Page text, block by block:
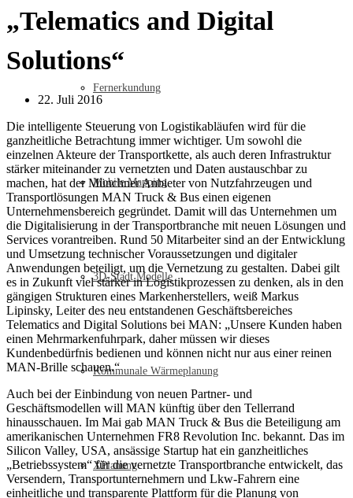
Fernerkundung
Mobile Mapping
3D-Stadt Modelle
Kommunale Wärmeplanung
XPlanung
„Telematics and Digital
Solutions“
22. Juli 2016
Die intelligente Steuerung von Logistikabläufen wird für die
ganzheitliche Betrachtung immer wichtiger. Um sowohl die
einzelnen Akteure der Transportkette, als auch deren Infrastruktur
stärker miteinander zu vernetzten und Daten austauschbar zu
machen, hat der Münchner Anbieter von Nutzfahrzeugen und
Transportlösungen MAN Truck & Bus einen eigenen
Unternehmensbereich gegründet. Damit will das Unternehmen um
die Digitalisierung in der Transportbranche mit neuen Lösungen und
Services vorantreiben. Rund 50 Mitarbeiter sind an der Entwicklung
und Umsetzung technischer Voraussetzungen und digitaler
Anwendungen beteiligt, um die Vernetzung zu gestalten. Dabei gilt
es in Zukunft viel stärker in Logistikprozessen zu denken, als in den
gängigen Strukturen eines Markenherstellers, weiß Markus
Lipinsky, Leiter des neu entstandenen Geschäftsbereiches
Telematics and Digital Solutions bei MAN: „Unsere Kunden haben
einen Mehrmarkenfuhrpark, daher müssen wir dieses
Kundenbedürfnis bedienen und können nicht nur aus einer reinen
MAN-Brille schauen.“
Auch bei der Einbindung von neuen Partner- und
Geschäftsmodellen will MAN künftig über den Tellerrand
hinausschauen. Im Mai gab MAN Truck & Bus die Beteiligung am
amerikanischen Unternehmen FR8 Revolution Inc. bekannt. Das im
Silicon Valley, USA, ansässige Startup hat ein ganzheitliches
„Betriebssystem“ für die vernetzte Transportbranche entwickelt, das
Versendern, Transportunternehmern und Lkw-Fahrern eine
einheitliche und transparente Plattform für die Planung von